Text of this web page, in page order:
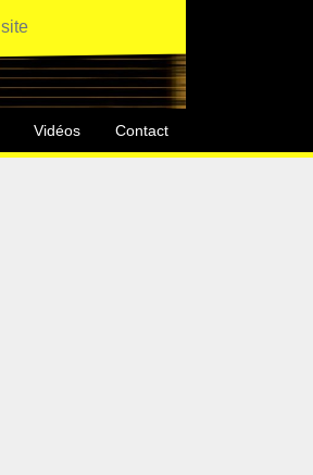
Vidéos Contact